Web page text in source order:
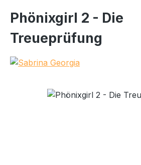
Phönixgirl 2 - Die
Treueprüfung
Bildergalerie überspringen